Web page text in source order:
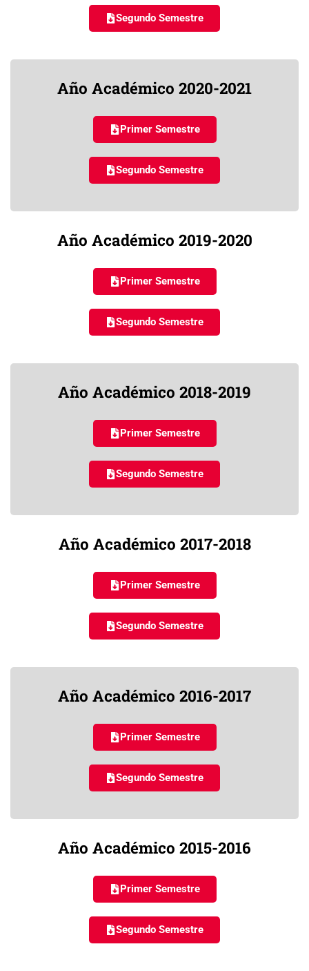
Segundo Semestre
Año Académico 2020-2021
Primer Semestre
Segundo Semestre
Año Académico 2019-2020
Primer Semestre
Segundo Semestre
Año Académico 2018-2019
Primer Semestre
Segundo Semestre
Año Académico 2017-2018
Primer Semestre
Segundo Semestre
Año Académico 2016-2017
Primer Semestre
Segundo Semestre
Año Académico 2015-2016
Primer Semestre
Segundo Semestre